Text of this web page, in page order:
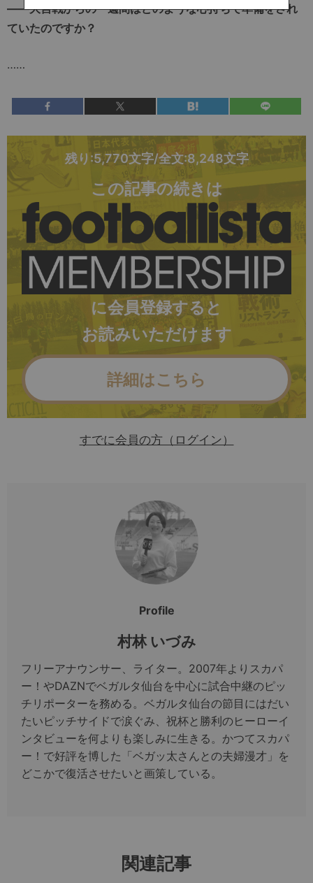
――大宮戦からの一週間はどのような心持ちで準備をされ
ていたのですか？
……
残り:5,770文字/全文:8,248文字
この記事の続きは
に会員登録すると
お読みいただけます
詳細はこちら
すでに会員の方（ログイン）
Profile
村林 いづみ
フリーアナウンサー、ライター。2007年よりスカパ
ー！やDAZNでベガルタ仙台を中心に試合中継のピッ
チリポーターを務める。ベガルタ仙台の節目にはだい
たいピッチサイドで涙ぐみ、祝杯と勝利のヒーローイ
ンタビューを何よりも楽しみに生きる。かつてスカパ
ー！で好評を博した「ベガッ太さんとの夫婦漫才」を
どこかで復活させたいと画策している。
関連記事